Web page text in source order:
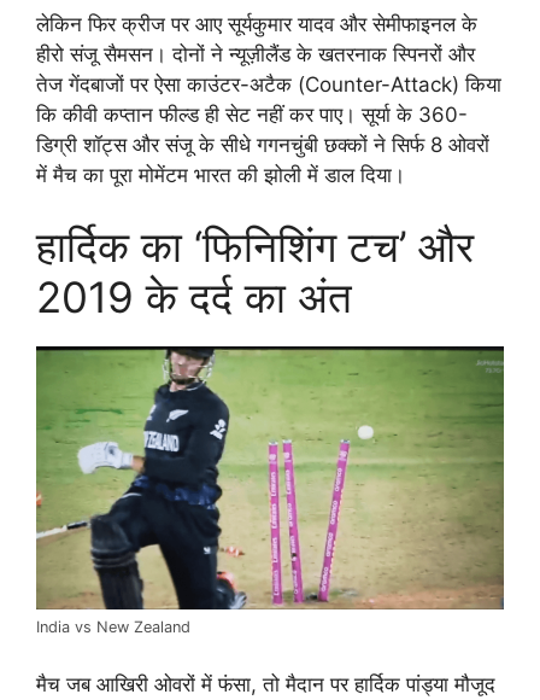
लेकिन फिर क्रीज पर आए सूर्यकुमार यादव और सेमीफाइनल के
हीरो संजू सैमसन। दोनों ने न्यूज़ीलैंड के खतरनाक स्पिनरों और
तेज गेंदबाजों पर ऐसा काउंटर-अटैक (Counter-Attack) किया
कि कीवी कप्तान फील्ड ही सेट नहीं कर पाए। सूर्या के 360-
डिग्री शॉट्स और संजू के सीधे गगनचुंबी छक्कों ने सिर्फ 8 ओवरों
में मैच का पूरा मोमेंटम भारत की झोली में डाल दिया।
हार्दिक का ‘फिनिशिंग टच’ और
2019 के दर्द का अंत
India vs New Zealand
मैच जब आखिरी ओवरों में फंसा, तो मैदान पर हार्दिक पांड्या मौजूद